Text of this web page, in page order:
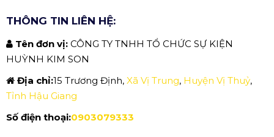
THÔNG TIN LIÊN HỆ:
Tên đơn vị: CÔNG TY TNHH TỔ CHỨC SỰ KIỆN
HUỲNH KIM SON
Địa chỉ:15 Trương Định, Xã Vị Trung, Huyện Vị Thuỷ,
Tỉnh Hậu Giang
Số điện thoại:0903079333